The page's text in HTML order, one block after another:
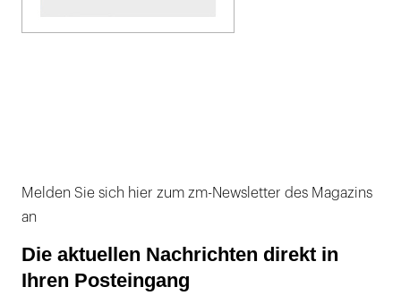
Melden Sie sich hier zum zm-Newsletter des Magazins
an
Die aktuellen Nachrichten direkt in
Ihren Posteingang